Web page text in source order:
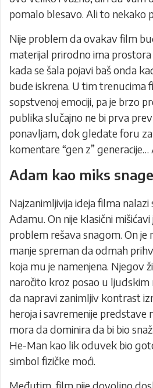
pomalo blesavo. Ali to nekako
Nije problem da ovakav film
materijal prirodno ima
kada se šala pojavi baš onda
bude iskrena. U tim trenucima
sopstvenoj emociji, pa je brzo
publika slučajno ne bi prva
ponavljam, dok gledate foru za
komentare “gen z”
Adam kao miks
Najzanimljivija ideja filma
Adamu. On nije klasični
problem rešava snagom. On je
manje spreman da odmah
koja mu je namenjena. Njegov
naročito kroz posao u
da napravi zanimljiv kontrast
heroja i savremenije predstave
mora da dominira da bi bio
He-Man kao lik oduvek bio
simbol fizičke moći.